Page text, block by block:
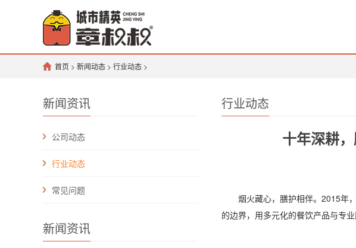
首页 > 新闻动态 > 行业动态 >
新闻资讯
公司动态
行业动态
常见问题
新闻资讯
行业动态
十年深耕
烟火藏心，膳护相伴。2015年，
的边界，用多元化的餐饮产品与专